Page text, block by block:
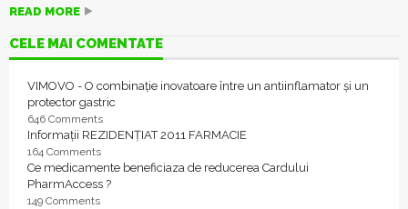
READ MORE
CELE MAI COMENTATE
VIMOVO - O combinație inovatoare între un antiinflamator și un
protector gastric
646 Comments
Informații REZIDENȚIAT 2011 FARMACIE
164 Comments
Ce medicamente beneficiaza de reducerea Cardului
PharmAccess ?
149 Comments